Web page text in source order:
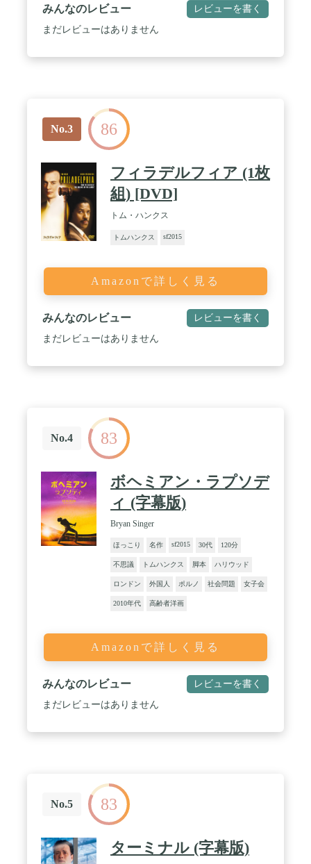
みんなのレビュー レビューを書く
まだレビューはありません
No.3 86
フィラデルフィア (1枚
組) [DVD]
トム・ハンクス
トムハンクス sf2015
Amazonで詳しく見る
みんなのレビュー レビューを書く
まだレビューはありません
No.4 83
ボヘミアン・ラプソデ
ィ (字幕版)
Bryan Singer
ほっこり 名作 sf2015 30代 120分
不思議 トムハンクス 脚本 ハリウッド
ロンドン 外国人 ポルノ 社会問題 女子会
2010年代 高齢者洋画
Amazonで詳しく見る
みんなのレビュー レビューを書く
まだレビューはありません
No.5 83
ターミナル (字幕版)